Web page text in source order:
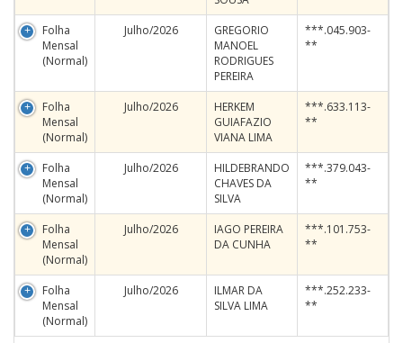
Folha
Mensal
(Normal)
Julho/2026
GREGORIO
MANOEL
RODRIGUES
PEREIRA
***.045.903-
**
Folha
Mensal
(Normal)
Julho/2026
HERKEM
GUIAFAZIO
VIANA LIMA
***.633.113-
**
Folha
Mensal
(Normal)
Julho/2026
HILDEBRANDO
CHAVES DA
SILVA
***.379.043-
**
Folha
Mensal
(Normal)
Julho/2026
IAGO PEREIRA
DA CUNHA
***.101.753-
**
Folha
Mensal
(Normal)
Julho/2026
ILMAR DA
SILVA LIMA
***.252.233-
**